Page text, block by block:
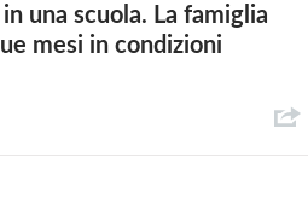
una scuola. La famiglia
mesi in condizioni